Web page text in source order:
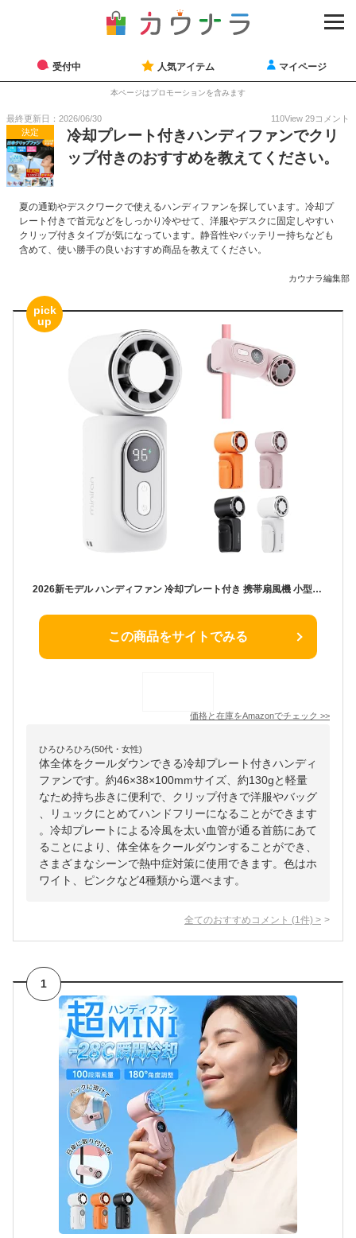
受付中 人気アイテム マイページ
本ページはプロモーションを含みます
最終更新日：2026/06/30 110View 29コメント
決定
冷却プレート付きハンディファンでクリ
ップ付きのおすすめを教えてください。
夏の通勤やデスクワークで使えるハンディファンを探しています。冷却プ
レート付きで首元などをしっかり冷やせて、洋服やデスクに固定しやすい
クリップ付きタイプが気になっています。静音性やバッテリー持ちなども
含めて、使い勝手の良いおすすめ商品を教えてください。
カウナラ編集部
pick
up
2026新モデル ハンディファン 冷却プレート付き 携帯扇風機 小型 手持ち ミニ 冷却ファン クリップ付き ポータブルファン 瞬間冷感 ひんやり 送風 冷風 180°角度調整 静音 ブラシレスモーター USB充電式 大容量バッテリー 最大3000mAh デジタル表示 (ホワイト)
この商品をサイトでみる
価格と在庫をAmazonでチェック >>
ひろひろひろ(50代・女性)
体全体をクールダウンできる冷却プレート付きハンディ
ファンです。約46×38×100mmサイズ、約130gと軽量
なため持ち歩きに便利で、クリップ付きで洋服やバッグ
、リュックにとめてハンドフリーになることができます
。冷却プレートによる冷風を太い血管が通る首筋にあて
ることにより、体全体をクールダウンすることができ、
さまざまなシーンで熱中症対策に使用できます。色はホ
ワイト、ピンクなど4種類から選べます。
全てのおすすめコメント (1 件) >
1